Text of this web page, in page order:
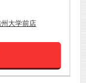
大学前店